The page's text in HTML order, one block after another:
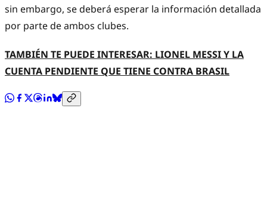
sin embargo, se deberá esperar la información detallada
por parte de ambos clubes.
TAMBIÉN TE PUEDE INTERESAR: LIONEL MESSI Y LA
CUENTA PENDIENTE QUE TIENE CONTRA BRASIL